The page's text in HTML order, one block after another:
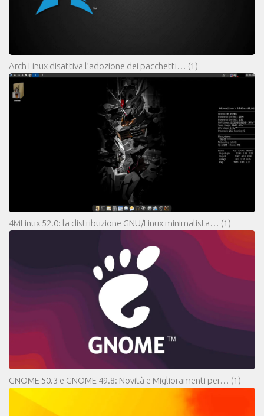
Arch Linux disattiva l’adozione dei pacchetti… (1)
4MLinux 52.0: la distribuzione GNU/Linux minimalista… (1)
GNOME 50.3 e GNOME 49.8: Novità e Miglioramenti per… (1)